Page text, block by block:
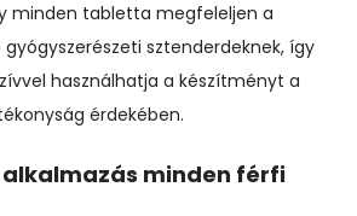
minden tabletta megfeleljen a
sztenderdeknek, így
használhatja a készítményt a
érdekében.
alkalmazás minden férfi